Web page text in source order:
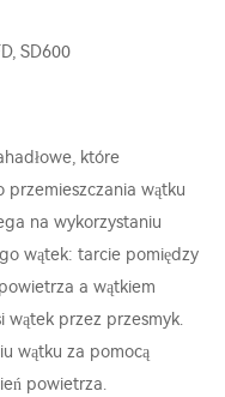
SD600
które
przemieszczania wątku
na wykorzystaniu
wątek: tarcie pomiędzy
a wątkiem
wątek przez przesmyk.
wątku za pomocą
powietrza.